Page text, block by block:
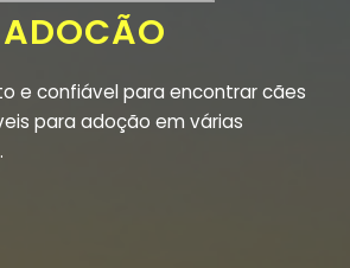
e confiável para encontrar cães
para adoção em várias